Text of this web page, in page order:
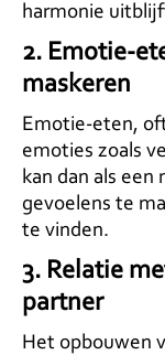
harmonie
2. Emotie-
maskeren
Emotie-eten,
emoties zoals
kan dan als
gevoelens te
te vinden.
3. Relatie
partner
Het opbouwen